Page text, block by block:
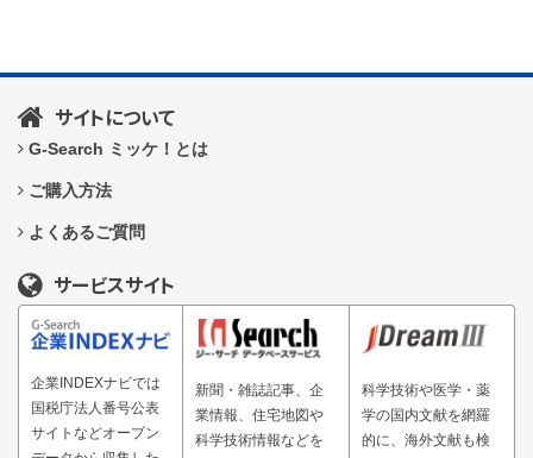
サイトについて
G-Search ミッケ！とは
ご購入方法
よくあるご質問
サービスサイト
企業INDEXナビでは
国税庁法人番号公表
サイトなどオープン
新聞・雑誌記事、企
業情報、住宅地図や
科学技術情報などを
科学技術や医学・薬
学の国内文献を網羅
的に、海外文献も検